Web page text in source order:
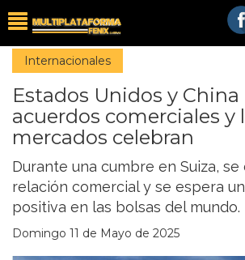
Internacionales
Estados Unidos y China
acuerdos comerciales y
mercados celebran
Durante una cumbre en Suiza, se
relación comercial y se espera
positiva en las bolsas del mundo.
Domingo 11 de Mayo de 2025